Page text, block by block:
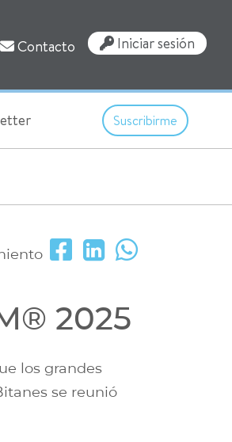
Contacto Iniciar sesión
Suscribirme
2025
los grandes
se reunió